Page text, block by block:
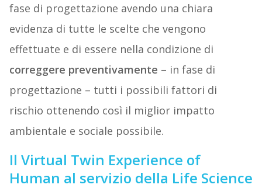
fase di progettazione avendo una chiara
evidenza di tutte le scelte che vengono
effettuate e di essere nella condizione di
correggere preventivamente – in fase di
progettazione – tutti i possibili fattori di
rischio ottenendo così il miglior impatto
ambientale e sociale possibile.
Il Virtual Twin Experience of
Human al servizio della Life Science